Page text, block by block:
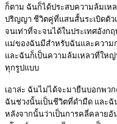
ก็ตาม ฉันก็ได้ประสบความล้มเห
ปริญญา ชีวิตคู่ที่แสนสั้นระเบิดตัว
จนเท่าที่จะจนได้ในประเทศอัง
แม่ของฉันมีสำหรับฉันและความ
และฉันก็เป็นความล้มเหลวที่ให
ทุกรูปแบบ
เอาล่ะ ฉันไม่ได้จะมายืนบอกพว
ฉันช่วงนั้นเป็นชีวิตที่ดำมืด และฉั
หลังจากนั้นว่าเป็นการคลี่คลายอั